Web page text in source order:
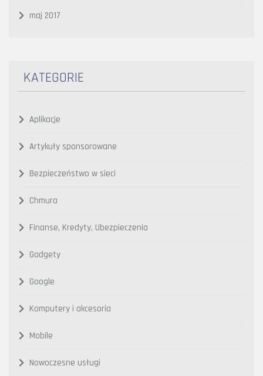
maj 2017
KATEGORIE
Aplikacje
Artykuły sponsorowane
Bezpieczeństwo w sieci
Chmura
Finanse, Kredyty, Ubezpieczenia
Gadgety
Google
Komputery i akcesoria
Mobile
Nowoczesne usługi